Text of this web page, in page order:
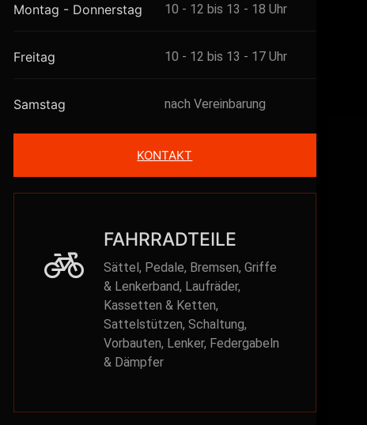
Montag - Donnerstag 10 - 12 bis 13 - 18 Uhr
Freitag 10 - 12 bis 13 - 17 Uhr
Samstag nach Vereinbarung
KONTAKT
FAHRRADTEILE
Sättel, Pedale, Bremsen, Griffe
& Lenkerband, Laufräder,
Kassetten & Ketten,
Sattelstützen, Schaltung,
Vorbauten, Lenker, Federgabeln
& Dämpfer